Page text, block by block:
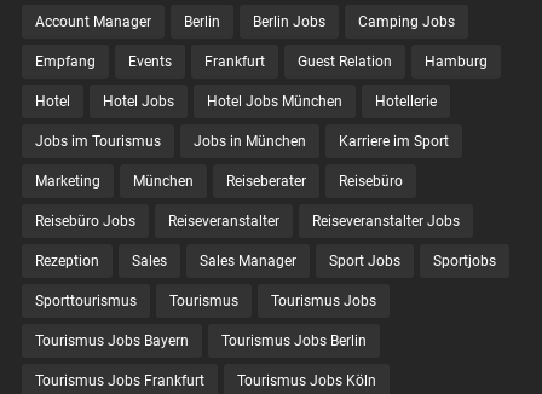
Account Manager Berlin Berlin Jobs Camping Jobs
Empfang Events Frankfurt Guest Relation Hamburg
Hotel Hotel Jobs Hotel Jobs München Hotellerie
Jobs im Tourismus Jobs in München Karriere im Sport
Marketing München Reiseberater Reisebüro
Reisebüro Jobs Reiseveranstalter Reiseveranstalter Jobs
Rezeption Sales Sales Manager Sport Jobs Sportjobs
Sporttourismus Tourismus Tourismus Jobs
Tourismus Jobs Bayern Tourismus Jobs Berlin
Tourismus Jobs Frankfurt Tourismus Jobs Köln